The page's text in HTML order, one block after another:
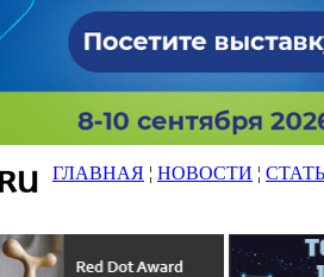
ГЛАВНАЯ ¦ НОВОСТИ ¦